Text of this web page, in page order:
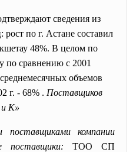
сведения из
по г. Астане составил
48%. В целом по
по сравнению с 2001
объемов
г. - 68% . Поставщиков
К»
поставщиками компании
поставщики: ТОО СП